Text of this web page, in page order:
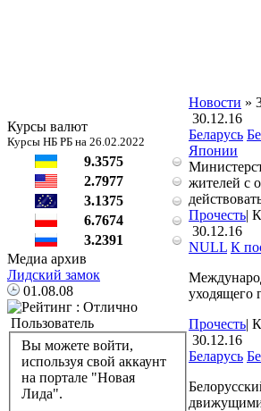
Курсы валют
Курсы НБ РБ на 26.02.2022
9.3575
2.7977
3.1375
6.7674
3.2391
Медиа архив
Лидский замок
01.08.08
Пользователь
Вы можете войти,
используя свой аккаунт
на портале "Новая
Лида".
Новости »
30.12.16
Беларусь
Японии
жителей с
Прочесть|
30.12.16
NULL К
уходящего
Прочесть|
30.12.16
Беларусь